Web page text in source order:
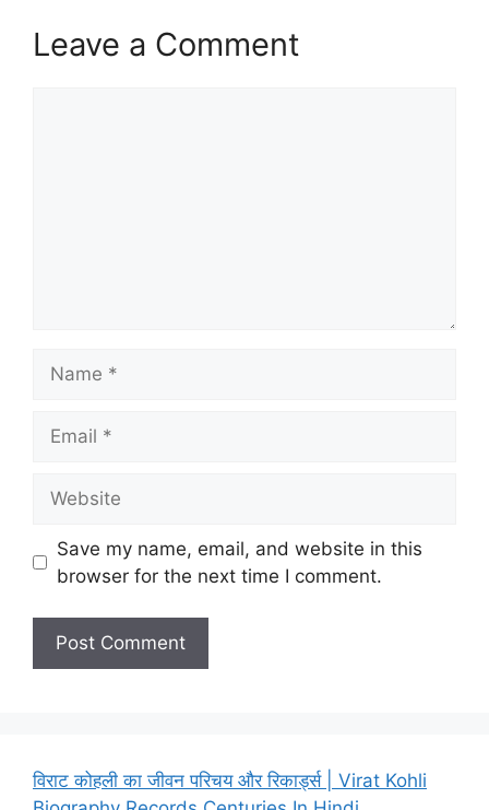
Leave a Comment
Save my name, email, and website in this
browser for the next time I comment.
विराट कोहली का जीवन परिचय और रिकार्ड्स | Virat Kohli